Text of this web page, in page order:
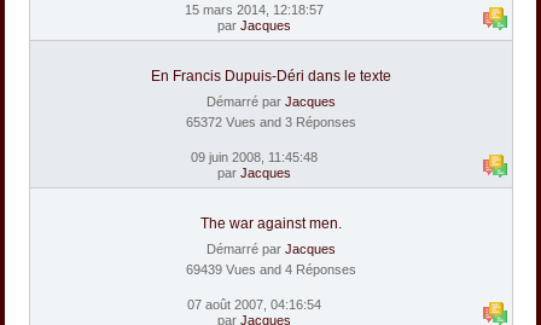
15 mars 2014, 12:18:57
par Jacques
En Francis Dupuis-Déri dans le texte
Démarré par Jacques
65372 Vues and 3 Réponses
09 juin 2008, 11:45:48
par Jacques
The war against men.
Démarré par Jacques
69439 Vues and 4 Réponses
07 août 2007, 04:16:54
par Jacques